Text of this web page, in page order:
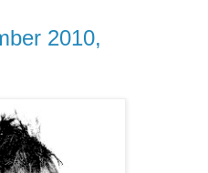
2010,